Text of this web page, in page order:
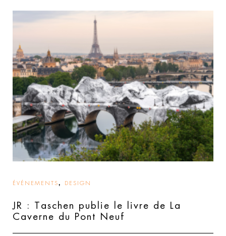
ÉVÉNEMENTS, DESIGN
JR : Taschen publie le livre de La
Caverne du Pont Neuf